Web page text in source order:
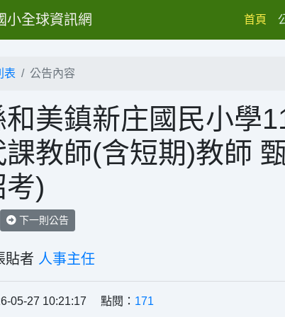
小全球資訊網 首頁
表 公告內容
美鎮新庄國民小學
教師(含短期)教師
)
下一則公告
貼者 人事主任
05-27 10:21:17 點閱： 171